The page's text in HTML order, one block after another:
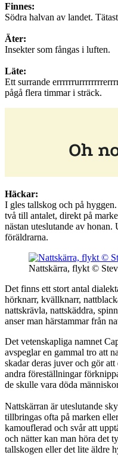
Finnes:
Södra halvan av landet.
Äter:
Insekter som fångas i luften.
Läte:
Ett surrande
pågå flera timmar i sträck.
Häckar:
I gles tallskog och på
två till antalet, direkt på
nästan uteslutande av honan.
föräldrarna.
Nattskärra, flykt ©
Det finns ett stort antal
hörknarr, kvällknarr,
nattskrävla, nattskäddra,
anser man härstammar från
Det vetenskapliga namnet
avspeglar en gammal tro att
skadar deras juver och gör
andra föreställningar
de skulle vara döda
Nattskärran är uteslutande
tillbringas ofta på marken
kamouflerad och svår att
och nätter kan man höra det
tallskogen eller det lite äldre